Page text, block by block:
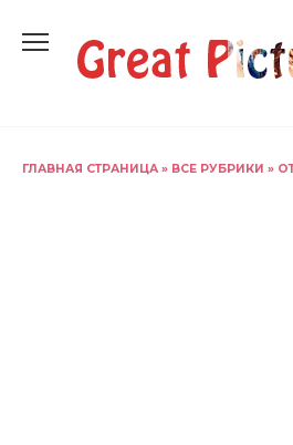
содержанию
ГЛАВНАЯ СТРАНИЦА » ВСЕ РУБРИКИ »